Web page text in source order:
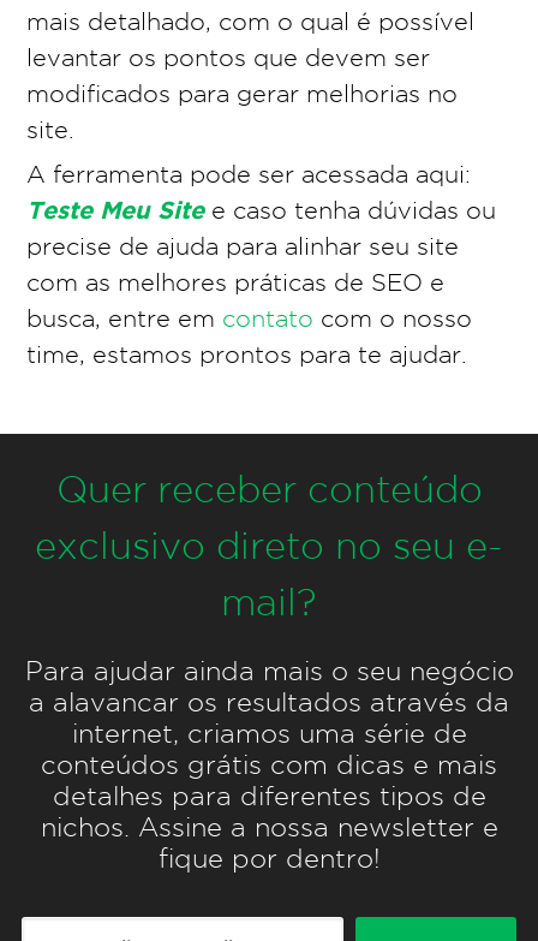
mais detalhado, com o qual é possível
levantar os pontos que devem ser
modificados para gerar melhorias no
site.
A ferramenta pode ser acessada aqui:
Teste Meu Site e caso tenha dúvidas ou
precise de ajuda para alinhar seu site
com as melhores práticas de SEO e
busca, entre em contato com o nosso
time, estamos prontos para te ajudar.
Quer receber conteúdo
exclusivo direto no seu e-
mail?
Para ajudar ainda mais o seu negócio
a alavancar os resultados através da
internet, criamos uma série de
conteúdos grátis com dicas e mais
detalhes para diferentes tipos de
nichos. Assine a nossa newsletter e
fique por dentro!